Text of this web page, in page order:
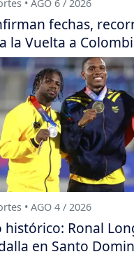
• AGO 6 / 2026
fechas,
la Vuelta a
• AGO 4 / 2026
histórico: Ronal
en Santo